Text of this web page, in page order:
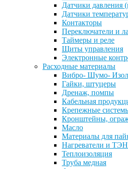
Датчики давления
Датчики
Контакторы
Переключатели и
Таймеры и реле
Щиты управления
Электронные
Расходные материалы
Вибро- Шумо-
Гайки, штуцеры
Дренаж, помпы
Кабельная
Крепежные
Кронштейны,
Масло
Материалы для
Нагреватели и
Теплоизоляция
Труба медная